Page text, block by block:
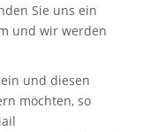
Sie uns ein
und wir werden
und diesen
möchten, so